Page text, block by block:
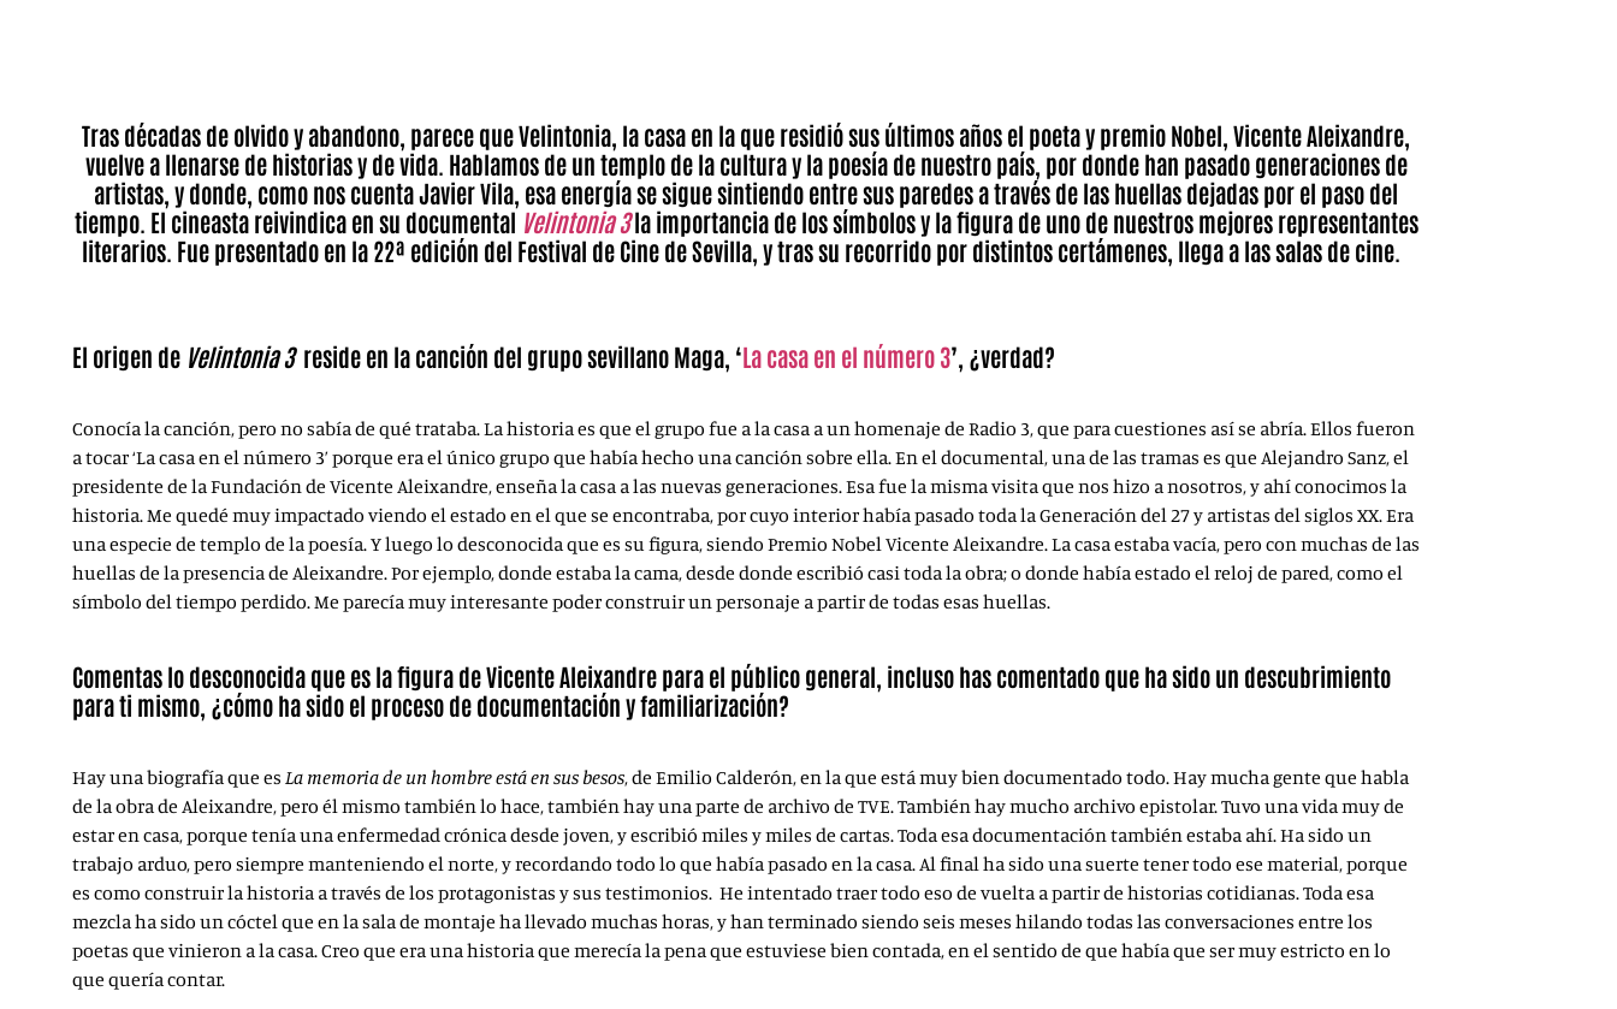
Tras décadas de olvido y abandono, parece que Velintonia, la casa en la que residió sus últimos años el poeta y premio Nobel, Vicente Aleixandre,
vuelve a llenarse de historias y de vida. Hablamos de un templo de la cultura y la poesía de nuestro país, por donde han pasado generaciones de
artistas, y donde, como nos cuenta Javier Vila, esa energía se sigue sintiendo entre sus paredes a través de las huellas dejadas por el paso del
tiempo. El cineasta reivindica en su documental Velintonia 3la importancia de los símbolos y la figura de uno de nuestros mejores representantes
literarios. Fue presentado en la 22ª edición del Festival de Cine de Sevilla, y tras su recorrido por distintos certámenes, llega a las salas de cine.
El origen de Velintonia 3 reside en la canción del grupo sevillano Maga, ‘La casa en el número 3’, ¿verdad?
Conocía la canción, pero no sabía de qué trataba. La historia es que el grupo fue a la casa a un homenaje de Radio 3, que para cuestiones así se abría. Ellos fueron
a tocar ‘La casa en el número 3’ porque era el único grupo que había hecho una canción sobre ella. En el documental, una de las tramas es que Alejandro Sanz, el
presidente de la Fundación de Vicente Aleixandre, enseña la casa a las nuevas generaciones. Esa fue la misma visita que nos hizo a nosotros, y ahí conocimos la
historia. Me quedé muy impactado viendo el estado en el que se encontraba, por cuyo interior había pasado toda la Generación del 27 y artistas del siglos XX. Era
una especie de templo de la poesía. Y luego lo desconocida que es su figura, siendo Premio Nobel Vicente Aleixandre. La casa estaba vacía, pero con muchas de las
huellas de la presencia de Aleixandre. Por ejemplo, donde estaba la cama, desde donde escribió casi toda la obra; o donde había estado el reloj de pared, como el
símbolo del tiempo perdido. Me parecía muy interesante poder construir un personaje a partir de todas esas huellas.
Comentas lo desconocida que es la figura de Vicente Aleixandre para el público general, incluso has comentado que ha sido un descubrimiento
para ti mismo, ¿cómo ha sido el proceso de documentación y familiarización?
Hay una biografía que es La memoria de un hombre está en sus besos, de Emilio Calderón, en la que está muy bien documentado todo. Hay mucha gente que habla
de la obra de Aleixandre, pero él mismo también lo hace, también hay una parte de archivo de TVE. También hay mucho archivo epistolar. Tuvo una vida muy de
estar en casa, porque tenía una enfermedad crónica desde joven, y escribió miles y miles de cartas. Toda esa documentación también estaba ahí. Ha sido un
trabajo arduo, pero siempre manteniendo el norte, y recordando todo lo que había pasado en la casa. Al final ha sido una suerte tener todo ese material, porque
es como construir la historia a través de los protagonistas y sus testimonios. He intentado traer todo eso de vuelta a partir de historias cotidianas. Toda esa
mezcla ha sido un cóctel que en la sala de montaje ha llevado muchas horas, y han terminado siendo seis meses hilando todas las conversaciones entre los
poetas que vinieron a la casa. Creo que era una historia que merecía la pena que estuviese bien contada, en el sentido de que había que ser muy estricto en lo
que quería contar.